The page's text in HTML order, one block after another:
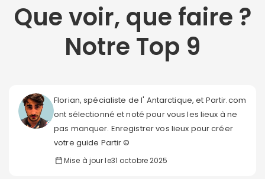
Que voir, que faire ?
Notre Top 9
Florian, spécialiste de l' Antarctique, et Partir.com
ont sélectionné et noté pour vous les lieux à ne
pas manquer. Enregistrer vos lieux pour créer
votre guide Partir ©
Mise à jour le31 octobre 2025